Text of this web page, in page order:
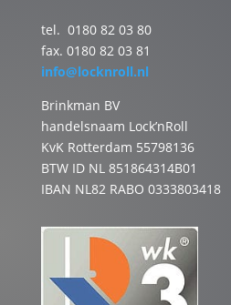
tel. 0180 82 03 80
fax. 0180 82 03 81
info@locknroll.nl
Brinkman BV
handelsnaam Lock’nRoll
KvK Rotterdam 55798136
BTW ID NL 851864314B01
IBAN NL82 RABO 0333803418